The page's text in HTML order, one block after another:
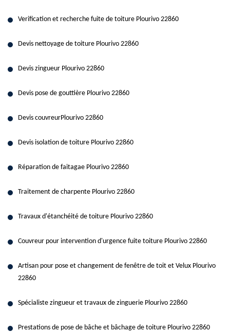
Verification et recherche fuite de toiture Plourivo 22860
Devis nettoyage de toiture Plourivo 22860
Devis zingueur Plourivo 22860
Devis pose de gouttière Plourivo 22860
Devis couvreurPlourivo 22860
Devis isolation de toiture Plourivo 22860
Réparation de faitagae Plourivo 22860
Traitement de charpente Plourivo 22860
Travaux d'étanchéité de toiture Plourivo 22860
Couvreur pour intervention d'urgence fuite toiture Plourivo 22860
Artisan pour pose et changement de fenêtre de toit et Velux Plourivo
22860
Spécialiste zingueur et travaux de zinguerie Plourivo 22860
Prestations de pose de bâche et bâchage de toiture Plourivo 22860